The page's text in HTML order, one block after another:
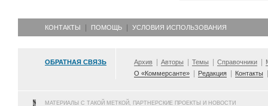
КОНТАКТЫ ПОМОЩЬ УСЛОВИЯ ИСПОЛЬЗОВАНИЯ
ОБРАТНАЯ СВЯЗЬ Архив Авторы Темы Справочники
О «Коммерсанте»
Редакция Контакты
МАТЕРИАЛЫ С ТАКОЙ МЕТКОЙ, ПАРТНЕРСКИЕ ПРОЕКТЫ И НОВОСТИ